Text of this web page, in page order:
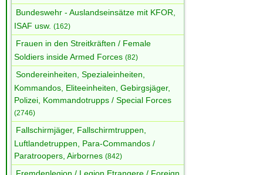
Bundeswehr - Auslandseinsätze mit KFOR,
ISAF usw. (162)
Frauen in den Streitkräften / Female
Soldiers inside Armed Forces (82)
Sondereinheiten, Spezialeinheiten,
Kommandos, Eliteeinheiten, Gebirgsjäger,
Polizei, Kommandotrupps / Special Forces
(2746)
Fallschirmjäger, Fallschirmtruppen,
Luftlandetruppen, Para-Commandos /
Paratroopers, Airbornes (842)